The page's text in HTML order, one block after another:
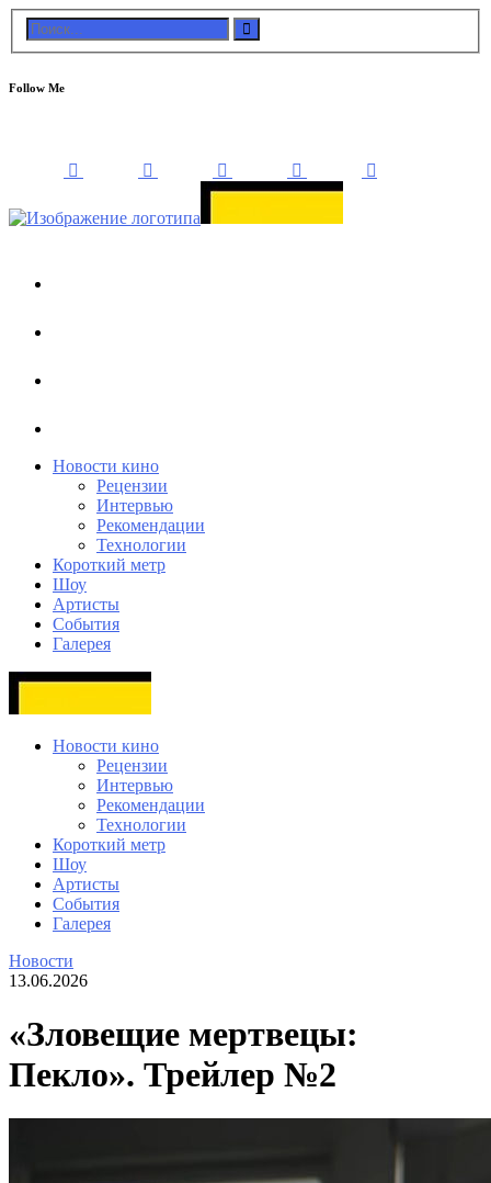
Follow Me
Новости кино
Рецензии
Интервью
Рекомендации
Технологии
Короткий метр
Шоу
Артисты
События
Галерея
Новости кино
Рецензии
Интервью
Рекомендации
Технологии
Короткий метр
Шоу
Артисты
События
Галерея
Новости
13.06.2026
«Зловещие мертвецы:
Пекло». Трейлер №2